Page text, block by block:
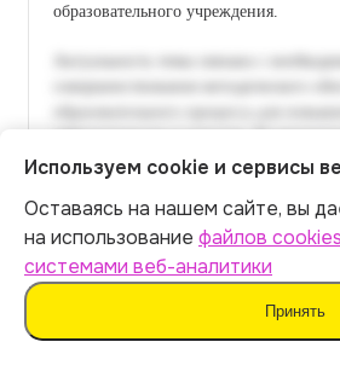
образовательного учреждения.
Итог:449р.
Оплатить
Используем cookie и сервисы
Оставаясь на нашем сайте, вы
на использование файлов cookies
системами веб-аналитики
Принять